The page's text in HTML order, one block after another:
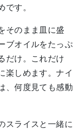
す。
そのまま皿に盛
ブオイルをたっぷ
だけ。これだけ
楽しめます。ナイ
、何度見ても感動
スライスと一緒に